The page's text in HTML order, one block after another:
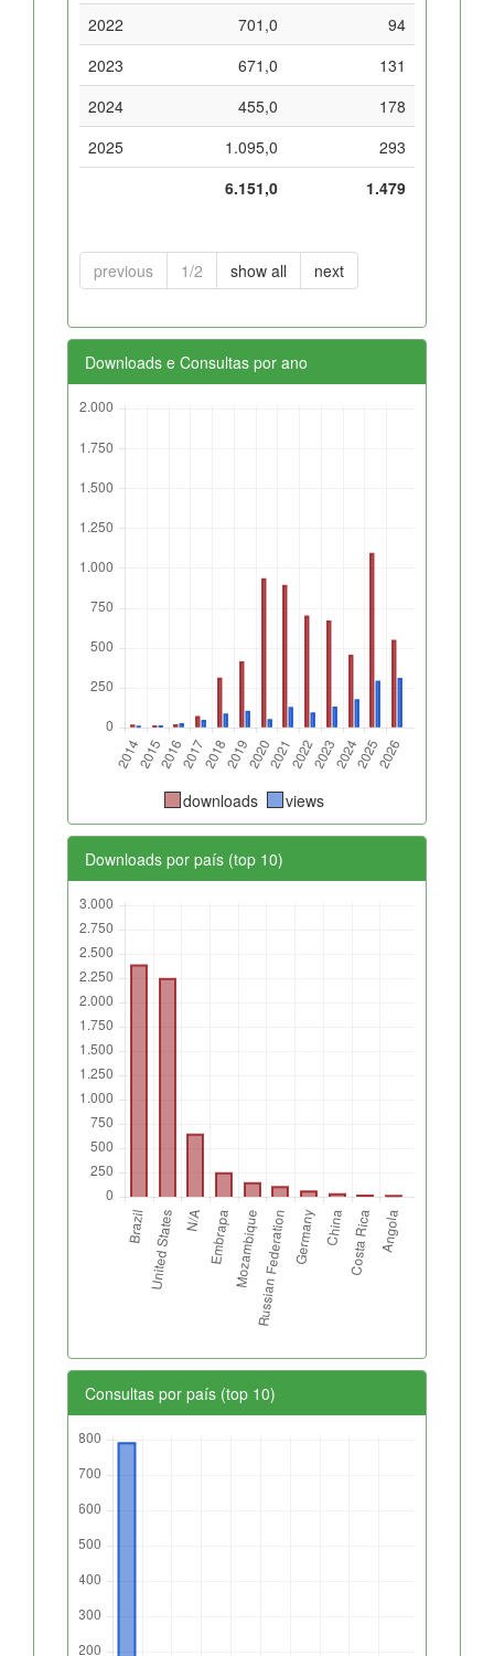
2022
701,0
94
2023
671,0
131
2024
455,0
178
2025
1.095,0
293
6.151,0
1.479
previous 1/2 show all next
Downloads e Consultas por ano
downloads views
Downloads por país (top 10)
Consultas por país (top 10)